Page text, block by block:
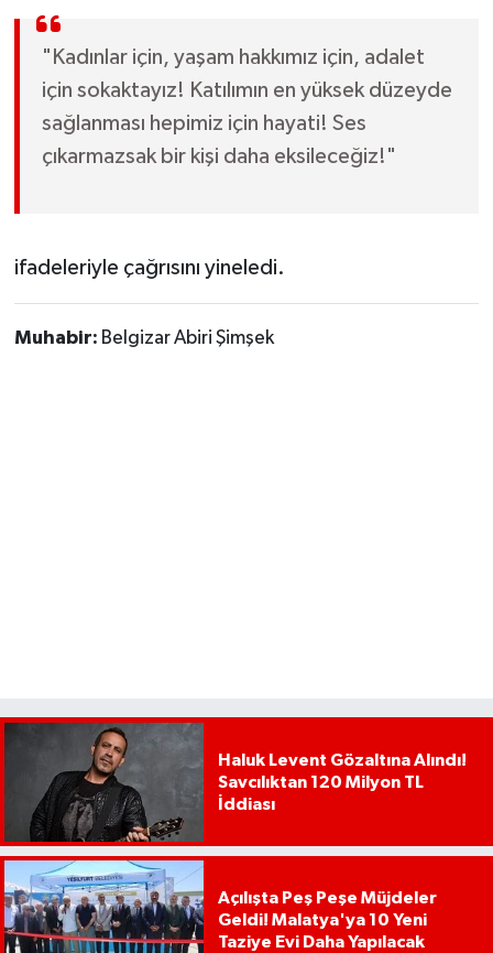
"Kadınlar için, yaşam hakkımız için, adalet
için sokaktayız! Katılımın en yüksek düzeyde
sağlanması hepimiz için hayati! Ses
çıkarmazsak bir kişi daha eksileceğiz!"
ifadeleriyle çağrısını yineledi.
Muhabir: Belgizar Abiri Şimşek
Haluk Levent Gözaltına Alındı!
Savcılıktan 120 Milyon TL
İddiası
Açılışta Peş Peşe Müjdeler
Geldi! Malatya'ya 10 Yeni
Taziye Evi Daha Yapılacak